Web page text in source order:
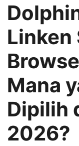
Linken
Mana
Dipilih
2026?